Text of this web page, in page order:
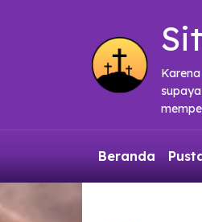
Beranda